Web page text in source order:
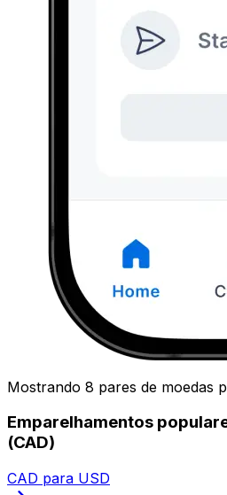
Mostrando 8 pares de moedas
Emparelhamentos
(CAD)
CAD para USD